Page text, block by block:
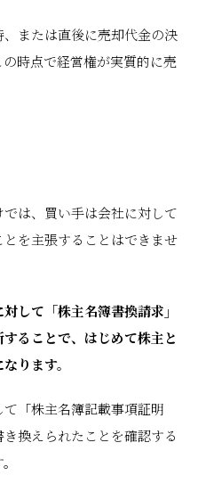
または直後に売却代金の決
時点で経営権が実質的に売
は、買い手は会社に対して
とを主張することはできませ
して「株主名簿書換請求」
ることで、はじめて株主と
ります。
「株主名簿記載事項証明
換えられたことを確認する